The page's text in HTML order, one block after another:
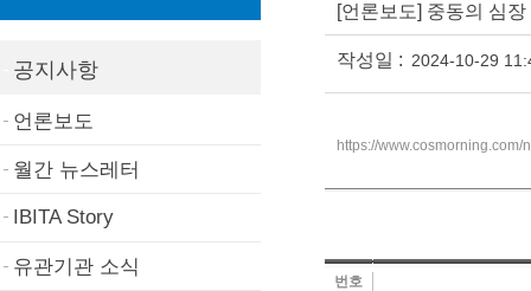
공지사항
언론보도
월간 뉴스레터
IBITA Story
유관기관 소식
[언론보도] 중동의 심
작성일 : 2024-10-29
https://
번호